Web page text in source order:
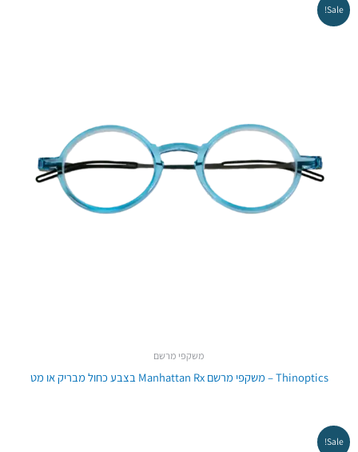
Sale!
משקפי מרשם
Thinoptics – משקפי מרשם Manhattan Rx בצבע כחול מבריק או מט
Sale!